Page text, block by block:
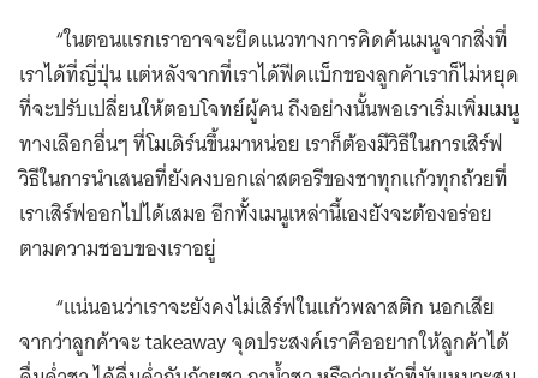
“ในตอนแรกเราอาจจะยึดแนวทางการคิดค้นเมนูจากสิ่งที่
เราได้ที่ญี่ปุ่น แต่หลังจากที่เราได้ฟีดแบ็กของลูกค้าเราก็ไม่หยุด
ที่จะปรับเปลี่ยนให้ตอบโจทย์ผู้คน ถึงอย่างนั้นพอเราเริ่มเพิ่มเมนู
ทางเลือกอื่นๆ ที่โมเดิร์นขึ้นมาหน่อย เราก็ต้องมีวิธีในการเสิร์ฟ
วิธีในการนำเสนอที่ยังคงบอกเล่าสตอรีของชาทุกแก้วทุกถ้วยที่
เราเสิร์ฟออกไปได้เสมอ อีกทั้งเมนูเหล่านี้เองยังจะต้องอร่อย
ตามความชอบของเราอยู่
“แน่นอนว่าเราจะยังคงไม่เสิร์ฟในแก้วพลาสติก นอกเสีย
จากว่าลูกค้าจะ takeaway จุดประสงค์เราคืออยากให้ลูกค้าได้